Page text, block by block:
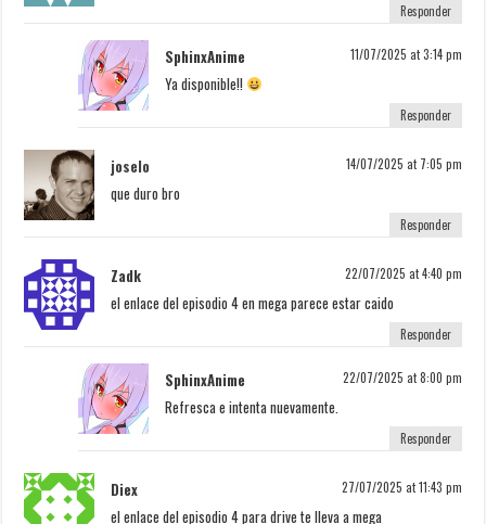
Responder
SphinxAnime 11/07/2025 at 3:14 pm
Ya disponible!!
Responder
joselo 14/07/2025 at 7:05 pm
que duro bro
Responder
Zadk 22/07/2025 at 4:40 pm
el enlace del episodio 4 en mega parece estar caido
Responder
SphinxAnime 22/07/2025 at 8:00 pm
Refresca e intenta nuevamente.
Responder
Diex 27/07/2025 at 11:43 pm
el enlace del episodio 4 para drive te lleva a mega